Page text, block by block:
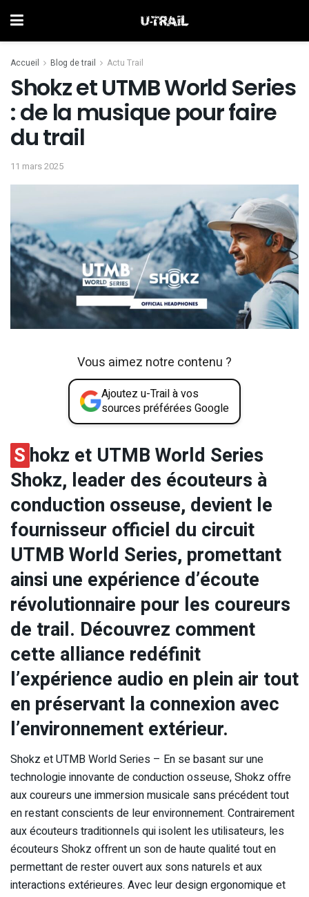
Accueil Blog de trail Actu Trail
Shokz et UTMB World Series
: de la musique pour faire
du trail
11 mars 2025
Vous aimez notre contenu ?
Ajoutez u-Trail à vos
sources préférées Google
S hokz et UTMB World Series
Shokz, leader des écouteurs à
conduction osseuse, devient le
fournisseur officiel du circuit
UTMB World Series, promettant
ainsi une expérience d’écoute
révolutionnaire pour les coureurs
de trail. Découvrez comment
cette alliance redéfinit
l’expérience audio en plein air tout
en préservant la connexion avec
l’environnement extérieur.
Shokz et UTMB World Series – En se basant sur une
technologie innovante de conduction osseuse, Shokz offre
aux coureurs une immersion musicale sans précédent tout
en restant conscients de leur environnement. Contrairement
aux écouteurs traditionnels qui isolent les utilisateurs, les
écouteurs Shokz offrent un son de haute qualité tout en
permettant de rester ouvert aux sons naturels et aux
interactions extérieures. Avec leur design ergonomique et